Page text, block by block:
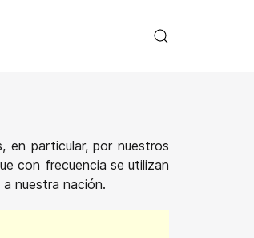
en particular, por nuestros
con frecuencia se utilizan
nuestra nación.